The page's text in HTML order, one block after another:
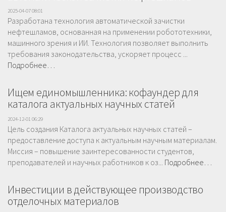
2025-04-07 08:01
Разработана технология автоматической зачистки
нефтешламов, основанная на применении робототехники,
машинного зрения и ИИ. Технология позволяет выполнить
требования законодательства, ускоряет процесс ...
Подробнее…
Ищем единомышленника: кофаундер для
каталога актуальных научных статей
2024-12-01 06:29
Цель создания Каталога актуальных научных статей –
предоставление доступа к актуальным научным материалам.
Миссия – повышение заинтересованности студентов,
преподавателей и научных работников к оз... Подробнее…
Инвестиции в действующее производство
отделочных материалов